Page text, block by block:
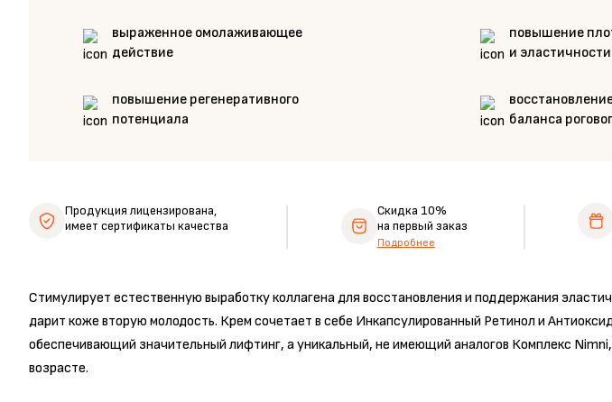
выраженное омолаживающее
действие
повышение
и
повышение регенеративного
потенциала
баланса
Стимулирует естественную выработку коллагена для восстановления и поддержания
дарит коже вторую молодость. Крем сочетает в себе Инкапсулированный Ретинол и
обеспечивающий значительный лифтинг, а уникальный, не имеющий аналогов Комплекс
возрасте.
Продукция лицензирована,
имеет сертификаты качества
Скидка 10%
на первый заказ
Подробнее